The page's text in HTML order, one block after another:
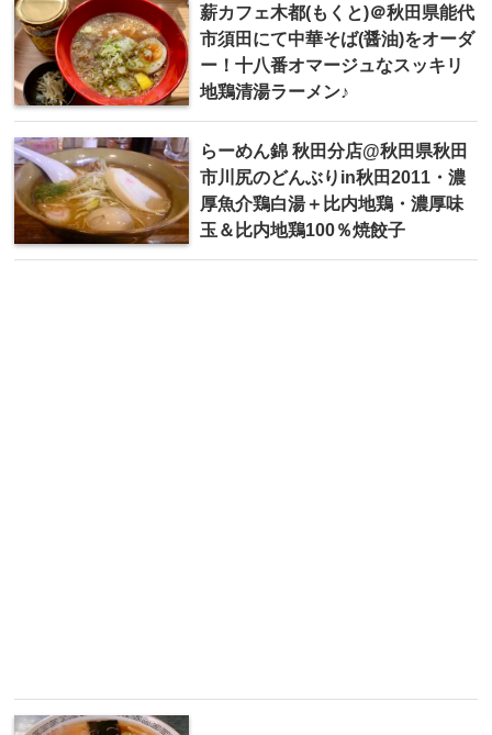
薪カフェ木都(もくと)＠秋田県能代
市須田にて中華そば(醤油)をオーダ
ー！十八番オマージュなスッキリ
地鶏清湯ラーメン♪
らーめん錦 秋田分店@秋田県秋田
市川尻のどんぶりin秋田2011・濃
厚魚介鶏白湯＋比内地鶏・濃厚味
玉＆比内地鶏100％焼餃子